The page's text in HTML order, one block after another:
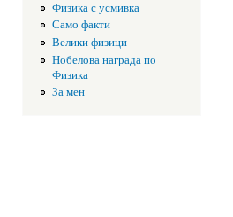
Физика с усмивка
Само факти
Велики физици
Нобелова награда по
Физика
За мен